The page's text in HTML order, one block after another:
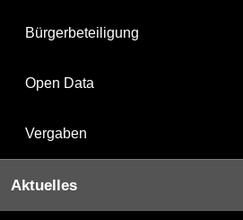
Bürgerbeteiligung
Open Data
Vergaben
Aktuelles